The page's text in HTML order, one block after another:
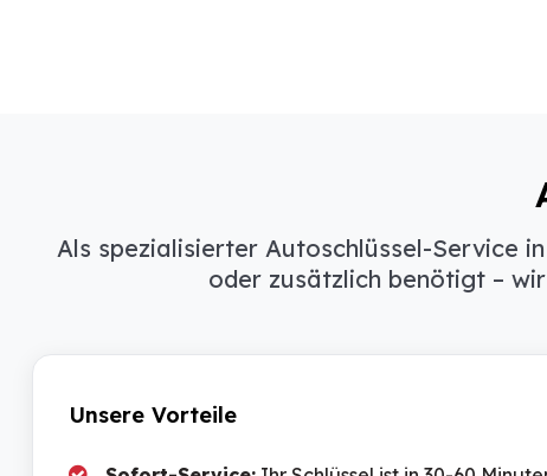
Als spezialisierter Autoschlüssel-Service
oder zusätzlich benötigt –
Unsere Vorteile